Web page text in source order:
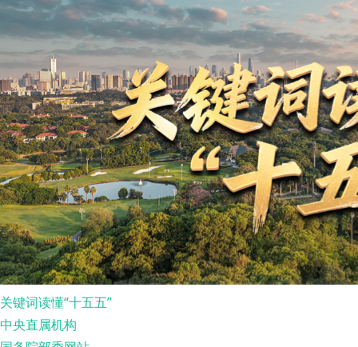
关键词读懂“十五五”
中央直属机构